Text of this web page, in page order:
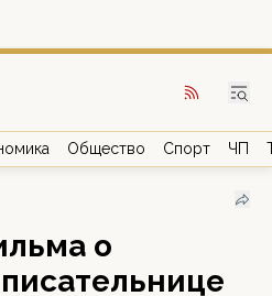
Общество Спорт ЧП
о